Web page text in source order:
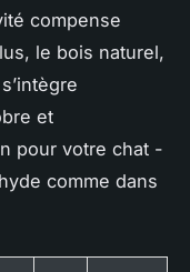
compense
le bois naturel,
et
pour votre chat -
comme dans